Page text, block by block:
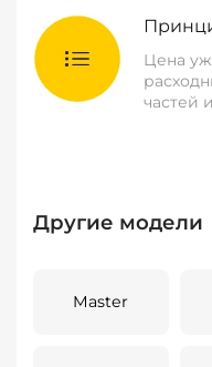
Цена
частей
Другие модели
Master